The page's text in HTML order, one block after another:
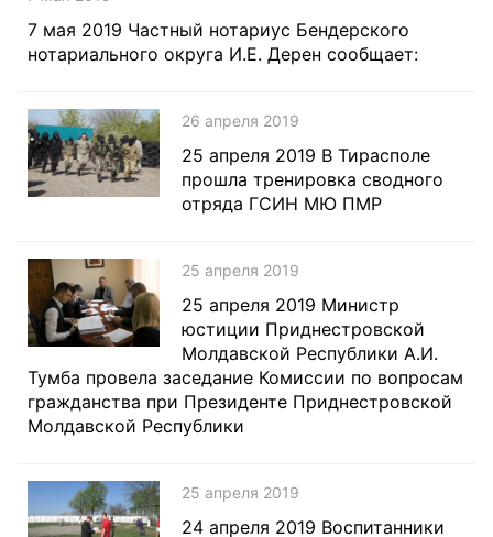
7 мая 2019 Частный нотариус Бендерского
нотариального округа И.Е. Дерен сообщает:
26 апреля 2019
25 апреля 2019 В Тирасполе
прошла тренировка сводного
отряда ГСИН МЮ ПМР
25 апреля 2019
25 апреля 2019 Министр
юстиции Приднестровской
Молдавской Республики А.И.
Тумба провела заседание Комиссии по вопросам
гражданства при Президенте Приднестровской
Молдавской Республики
25 апреля 2019
24 апреля 2019 Воспитанники